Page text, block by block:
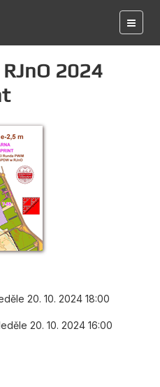
2024
20. 10. 2024 18:00
20. 10. 2024 16:00